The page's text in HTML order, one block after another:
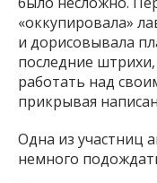
«оккупировала»
и дорисовывала
последние
работать над
прикрывая
Одна из участниц
немного